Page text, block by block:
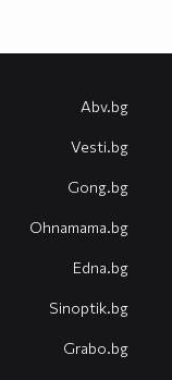
Abv.bg
Vesti.bg
Gong.bg
Оhnamama.bg
Edna.bg
Sinoptik.bg
Grabo.bg